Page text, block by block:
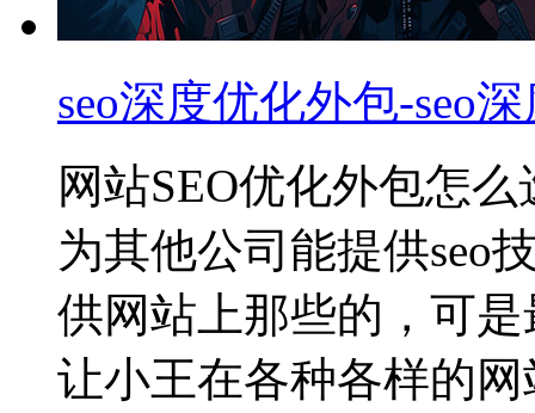
seo深度优化外包-seo
网站SEO优化外包怎
为其他公司能提供seo
供网站上那些的，可
让小王在各种各样的